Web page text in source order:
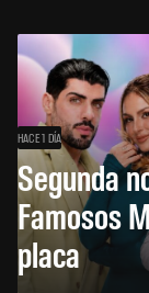
HACE 1 DÍA
Segunda
Famosos
placa